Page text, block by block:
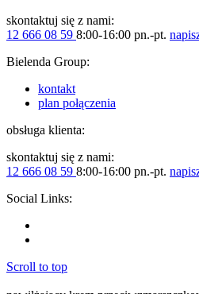
skontaktuj się z nami:
12 666 08 59 8:00-16:00 pn.-pt.
Bielenda Group:
kontakt
plan połączenia
obsługa klienta:
skontaktuj się z nami:
12 666 08 59 8:00-16:00 pn.-pt.
Social Links:
Scroll to top